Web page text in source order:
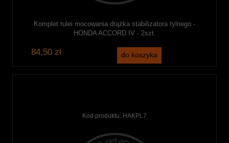
Komplet tulei mocowania drążka stabilizatora tylnego -
HONDA ACCORD IV - 2szt.
84,50 zł do koszyka
Kod produktu: HAKPL7